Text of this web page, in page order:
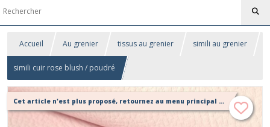
Accueil Au grenier tissus au grenier simili au grenier
simili cuir rose blush / poudré
Cet article n'est plus proposé, retournez au menu principal ou contactez moi!